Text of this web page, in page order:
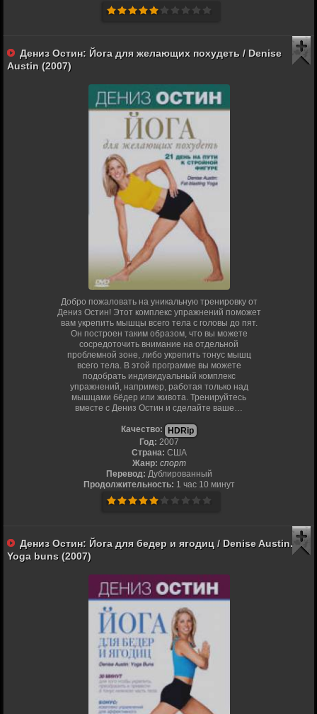
Дениз Остин: Йога для желающих похудеть / Denise
Austin (2007)
Добро пожаловать на уникальную тренировку от
Дениз Остин! Этот комплекс упражнений поможет
вам укрепить мышцы всего тела с головы до пят.
Он построен таким образом, что вы можете
сосредоточить внимание на отдельной
проблемной зоне, либо укрепить тонус мышц
всего тела. В этой программе вы можете
подобрать индивидуальный комплекс
упражнений, например, работая только над
мышцами бёдер или живота. Тренируйтесь
вместе с Дениз Остин и сделайте ваше…
Качество:
HDRip
Год: 2007
Страна: США
Жанр: спорт
Перевод: Дублированный
Продолжительность: 1 час 10 минут
Дениз Остин: Йога для бедер и ягодиц / Denise Austin.
Yoga buns (2007)